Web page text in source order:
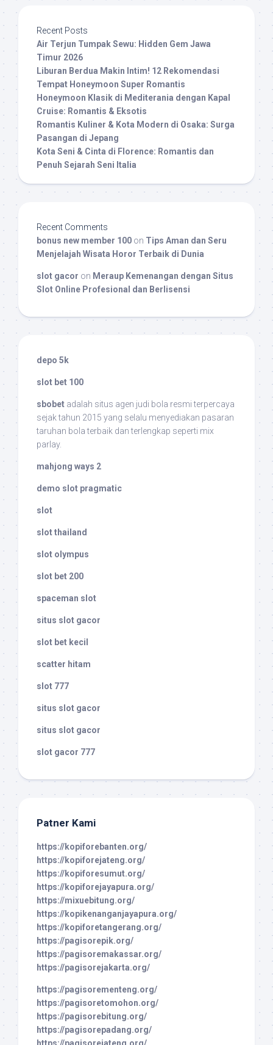
Recent Posts
Air Terjun Tumpak Sewu: Hidden Gem Jawa
Timur 2026
Liburan Berdua Makin Intim! 12 Rekomendasi
Tempat Honeymoon Super Romantis
Honeymoon Klasik di Mediterania dengan Kapal
Cruise: Romantis & Eksotis
Romantis Kuliner & Kota Modern di Osaka: Surga
Pasangan di Jepang
Kota Seni & Cinta di Florence: Romantis dan
Penuh Sejarah Seni Italia
Recent Comments
bonus new member 100 on Tips Aman dan Seru
Menjelajah Wisata Horor Terbaik di Dunia
slot gacor on Meraup Kemenangan dengan Situs
Slot Online Profesional dan Berlisensi
depo 5k
slot bet 100
sbobet adalah situs agen judi bola resmi terpercaya
sejak tahun 2015 yang selalu menyediakan pasaran
taruhan bola terbaik dan terlengkap seperti mix
parlay.
mahjong ways 2
demo slot pragmatic
slot
slot thailand
slot olympus
slot bet 200
spaceman slot
situs slot gacor
slot bet kecil
scatter hitam
slot 777
situs slot gacor
situs slot gacor
slot gacor 777
Patner Kami
https://kopiforebanten.org/
https://kopiforejateng.org/
https://kopiforesumut.org/
https://kopiforejayapura.org/
https://mixuebitung.org/
https://kopikenanganjayapura.org/
https://kopiforetangerang.org/
https://pagisorepik.org/
https://pagisoremakassar.org/
https://pagisorejakarta.org/
https://pagisorementeng.org/
https://pagisoretomohon.org/
https://pagisorebitung.org/
https://pagisorepadang.org/